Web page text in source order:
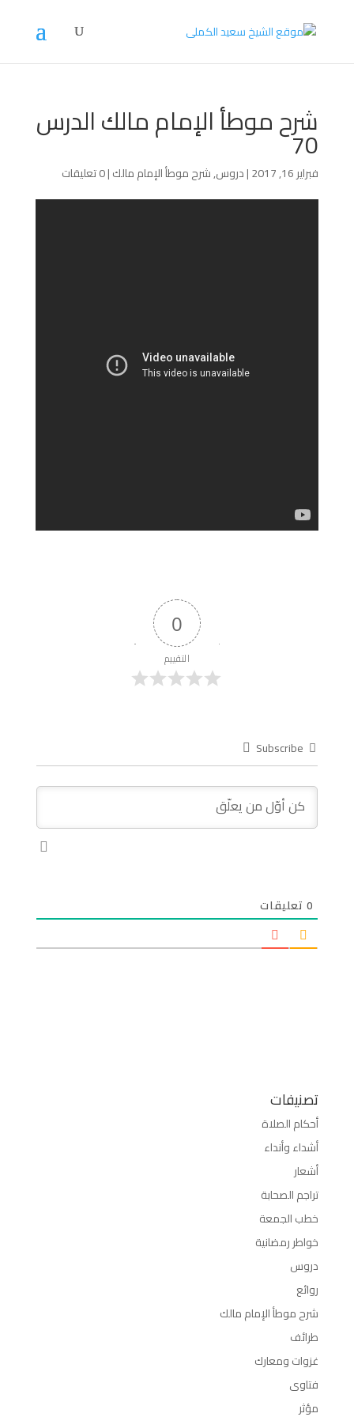
شرح موطأ الإمام مالك الدرس
70
فبراير 16, 2017 |دروس,شرح موطأ الإمام مالك|0 تعليقات
0
التقييم
Subscribe
0تعليقات
تصنيفات
أحكام الصلاة
أشداء وأنداء
أشعار
تراجم الصحابة
خطب الجمعة
خواطر رمضانية
دروس
روائع
شرح موطأ الإمام مالك
طرائف
غزوات ومعارك
فتاوى
مؤثر